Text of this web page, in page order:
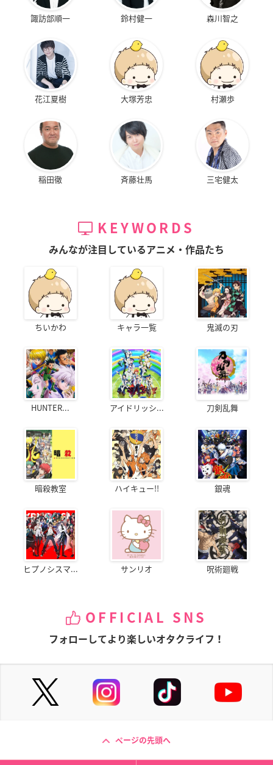
諏訪部順一 鈴村健一 森川智之
花江夏樹 大塚芳忠 村瀬歩
稲田徹 斉藤壮馬 三宅健太
KEYWORDS
みんなが注目しているアニメ・作品たち
ちいかわ キャラ一覧 鬼滅の刃
HUNTER... アイドリッシ... 刀剣乱舞
暗殺教室 ハイキュー!! 銀魂
ヒプノシスマ... サンリオ 呪術廻戦
OFFICIAL SNS
フォローしてより楽しいオタクライフ！
ページの先頭へ